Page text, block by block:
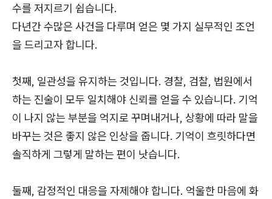
수를 저지르기 쉽습니다.
다년간 수많은 사건을 다루며 얻은 몇 가지 실무적인 조언
을 드리고자 합니다.
첫째, 일관성을 유지하는 것입니다. 경찰, 검찰, 법원에서
하는 진술이 모두 일치해야 신뢰를 얻을 수 있습니다. 기억
이 나지 않는 부분을 억지로 꾸며내거나, 상황에 따라 말을
바꾸는 것은 좋지 않은 인상을 줍니다. 기억이 흐릿하다면
솔직하게 그렇게 말하는 편이 낫습니다.
둘째, 감정적인 대응을 자제해야 합니다. 억울한 마음에 화